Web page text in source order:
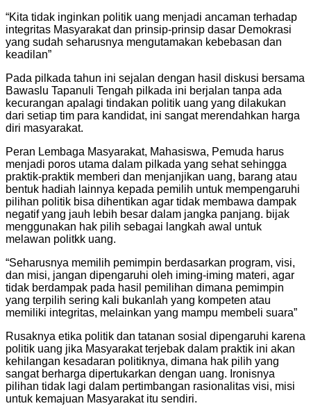
“Kita tidak inginkan politik uang menjadi ancaman terhadap
integritas Masyarakat dan prinsip-prinsip dasar Demokrasi
yang sudah seharusnya mengutamakan kebebasan dan
keadilan”
Pada pilkada tahun ini sejalan dengan hasil diskusi bersama
Bawaslu Tapanuli Tengah pilkada ini berjalan tanpa ada
kecurangan apalagi tindakan politik uang yang dilakukan
dari setiap tim para kandidat, ini sangat merendahkan harga
diri masyarakat.
Peran Lembaga Masyarakat, Mahasiswa, Pemuda harus
menjadi poros utama dalam pilkada yang sehat sehingga
praktik-praktik memberi dan menjanjikan uang, barang atau
bentuk hadiah lainnya kepada pemilih untuk mempengaruhi
pilihan politik bisa dihentikan agar tidak membawa dampak
negatif yang jauh lebih besar dalam jangka panjang. bijak
menggunakan hak pilih sebagai langkah awal untuk
melawan politkk uang.
“Seharusnya memilih pemimpin berdasarkan program, visi,
dan misi, jangan dipengaruhi oleh iming-iming materi, agar
tidak berdampak pada hasil pemilihan dimana pemimpin
yang terpilih sering kali bukanlah yang kompeten atau
memiliki integritas, melainkan yang mampu membeli suara”
Rusaknya etika politik dan tatanan sosial dipengaruhi karena
politik uang jika Masyarakat terjebak dalam praktik ini akan
kehilangan kesadaran politiknya, dimana hak pilih yang
sangat berharga dipertukarkan dengan uang. Ironisnya
pilihan tidak lagi dalam pertimbangan rasionalitas visi, misi
untuk kemajuan Masyarakat itu sendiri.